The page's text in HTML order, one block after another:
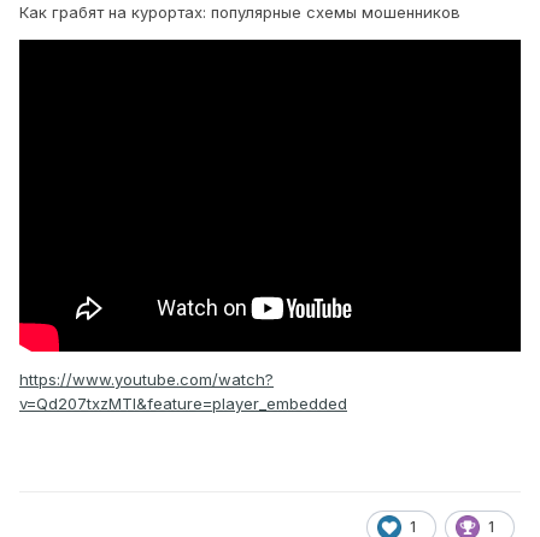
Как грабят на курортах: популярные схемы мошенников
https://www.youtube.com/watch?
v=Qd207txzMTI&feature=player_embedded
1 1